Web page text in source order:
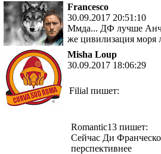
Francesco
30.09.2017 20:51:10
Ммда... ДФ лучше
же цивилизация моря
Misha Loup
30.09.2017 18:06:29
Filial пишет:
Romantic13 пишет:
Сейчас Ди
перспективнее